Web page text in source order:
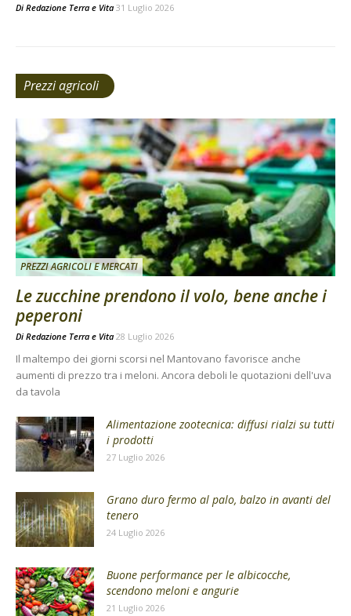
Di Redazione Terra e Vita 31 Luglio 2026
Prezzi agricoli
PREZZI AGRICOLI E MERCATI
Le zucchine prendono il volo, bene anche i
peperoni
Di Redazione Terra e Vita 28 Luglio 2026
Il maltempo dei giorni scorsi nel Mantovano favorisce anche
aumenti di prezzo tra i meloni. Ancora deboli le quotazioni dell'uva
da tavola
Alimentazione zootecnica: diffusi rialzi su tutti
i prodotti
27 Luglio 2026
Grano duro fermo al palo, balzo in avanti del
tenero
24 Luglio 2026
Buone performance per le albicocche,
scendono meloni e angurie
21 Luglio 2026